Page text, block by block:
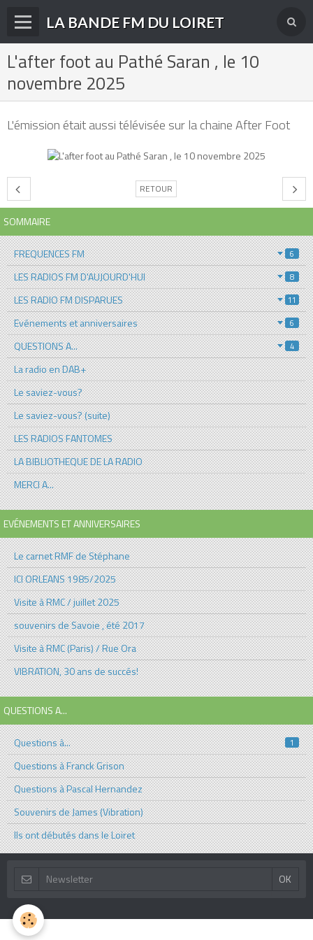
LA BANDE FM DU LOIRET
Accueil
fréquences FM
archives
derniéres infos
Livre d'or du site
Contact
L'after foot au Pathé Saran , le 10
novembre 2025
L'émission était aussi télévisée sur la chaine After Foot
RETOUR
SOMMAIRE
FREQUENCES FM 6
LES RADIOS FM D'AUJOURD'HUI 8
LES RADIO FM DISPARUES 11
Evénements et anniversaires 6
QUESTIONS A... 4
La radio en DAB+
Le saviez-vous?
Le saviez-vous? (suite)
LES RADIOS FANTOMES
LA BIBLIOTHEQUE DE LA RADIO
MERCI A...
EVÉNEMENTS ET ANNIVERSAIRES
Le carnet RMF de Stéphane
ICI ORLEANS 1985/2025
Visite à RMC / juillet 2025
souvenirs de Savoie , été 2017
Visite à RMC (Paris) / Rue Ora
VIBRATION, 30 ans de succés!
QUESTIONS A...
Questions à... 1
Questions à Franck Grison
Questions à Pascal Hernandez
Souvenirs de James (Vibration)
Ils ont débutés dans le Loiret